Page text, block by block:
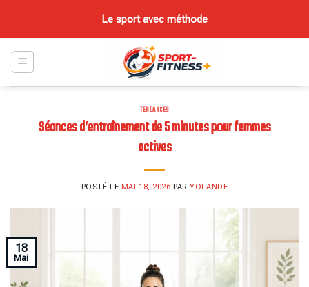
content
Le sport avec méthode
TENDANCES
Séances d’entraînement de 5 minutes pour femmes
actives
POSTÉ LE MAI 18, 2026 PARYOLANDE
18
Mai